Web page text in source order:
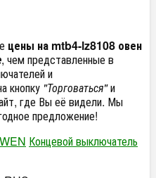
цены на mtb4-lz8108 овен
, чем представленные в
и
кнопку "Торговаться"и
где Вы её видели. Мы
предложение!
Концевой выключатель